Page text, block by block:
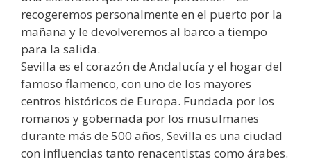
recogeremos personalmente en el puerto por la
mañana y le devolveremos al barco a tiempo
para la salida.
Sevilla es el corazón de Andalucía y el hogar del
famoso flamenco, con uno de los mayores
centros históricos de Europa. Fundada por los
romanos y gobernada por los musulmanes
durante más de 500 años, Sevilla es una ciudad
con influencias tanto renacentistas como árabes.